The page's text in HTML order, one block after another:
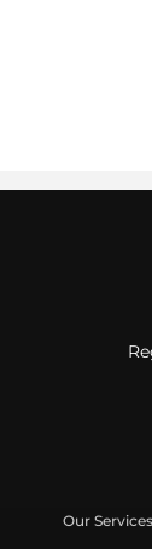
Our Services